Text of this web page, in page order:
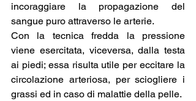
incoraggiare la propagazione del
sangue puro attraverso le arterie.
Con la tecnica fredda la pressione
viene esercitata, viceversa, dalla testa
ai piedi; essa risulta utile per eccitare la
circolazione arteriosa, per sciogliere i
grassi ed in caso di malattie della pelle.